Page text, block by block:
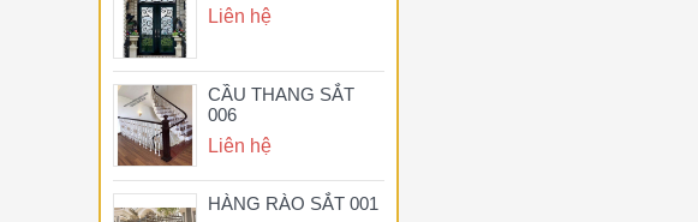
Liên hệ
CẦU THANG SẮT
006
Liên hệ
HÀNG RÀO SẮT 001